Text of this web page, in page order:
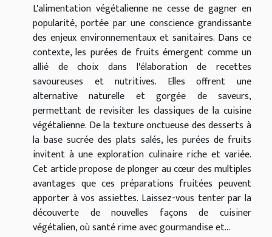
L'alimentation végétalienne ne cesse de gagner en
popularité, portée par une conscience grandissante
des enjeux environnementaux et sanitaires. Dans ce
contexte, les purées de fruits émergent comme un
allié de choix dans l'élaboration de recettes
savoureuses et nutritives. Elles offrent une
alternative naturelle et gorgée de saveurs,
permettant de revisiter les classiques de la cuisine
végétalienne. De la texture onctueuse des desserts à
la base sucrée des plats salés, les purées de fruits
invitent à une exploration culinaire riche et variée.
Cet article propose de plonger au cœur des multiples
avantages que ces préparations fruitées peuvent
apporter à vos assiettes. Laissez-vous tenter par la
découverte de nouvelles façons de cuisiner
végétalien, où santé rime avec gourmandise et...